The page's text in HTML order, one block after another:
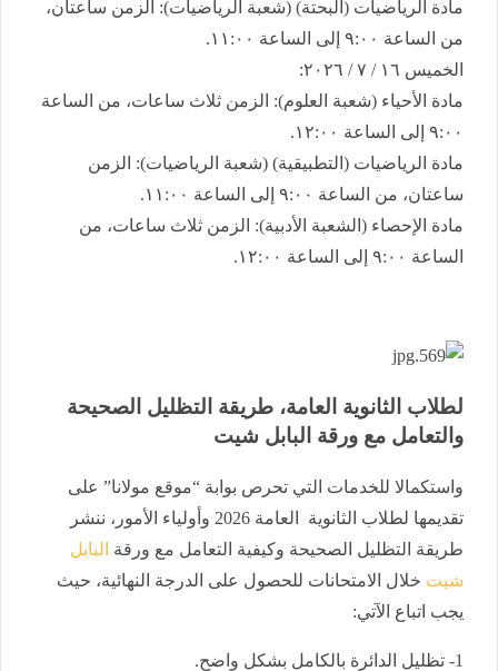
​مادة الرياضيات (البحتة) (شعبة الرياضيات): الزمن ساعتان،
من الساعة ٩:٠٠ إلى الساعة ١١:٠٠.
​الخميس ١٦ / ٧ / ٢٠٢٦:
​مادة الأحياء (شعبة العلوم): الزمن ثلاث ساعات، من الساعة
٩:٠٠ إلى الساعة ١٢:٠٠.
​مادة الرياضيات (التطبيقية) (شعبة الرياضيات): الزمن
ساعتان، من الساعة ٩:٠٠ إلى الساعة ١١:٠٠.
​مادة الإحصاء (الشعبة الأدبية): الزمن ثلاث ساعات، من
الساعة ٩:٠٠ إلى الساعة ١٢:٠٠.
لطلاب الثانوية العامة، طريقة التظليل الصحيحة
والتعامل مع ورقة البابل شيت
واستكمالا للخدمات التي تحرص بوابة “موقع مولانا” على
تقديمها لطلاب الثانوية العامة 2026 وأولياء الأمور، ننشر
طريقة التظليل الصحيحة وكيفية التعامل مع ورقة البابل
شيت خلال الامتحانات للحصول على الدرجة النهائية، حيث
يجب اتباع الآتي:
1- تظليل الدائرة بالكامل بشكل واضح.